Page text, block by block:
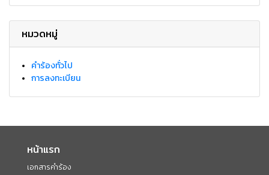
หมวดหมู่
คำร้องทั่วไป
การลงทะเบียน
หน้าแรก
เอกสารคำร้อง